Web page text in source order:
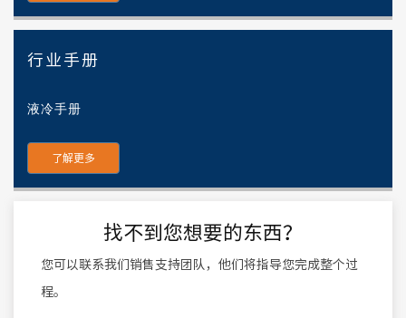
行业手册
液冷手册
了解更多
找不到您想要的东西？
您可以联系我们销售支持团队，他们将指导您完成整个过
程。